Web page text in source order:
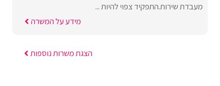
מעבדת שירות.התפקיד צפוי להיות ...
מידע על המשרה
הצגת משרות נוספות